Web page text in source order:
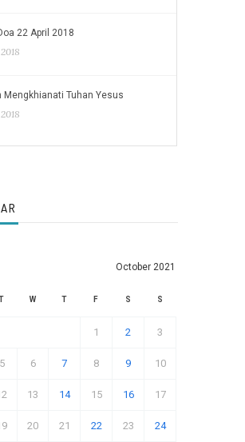
22 April 2018
Mengkhianati Tuhan Yesus
October 2021
W T F S S
1 2 3
5 6 7 8 9 10
13 14 15 16 17
20 21 22 23 24